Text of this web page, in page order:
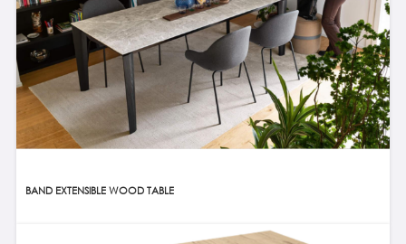
BAND EXTENSIBLE WOOD TABLE